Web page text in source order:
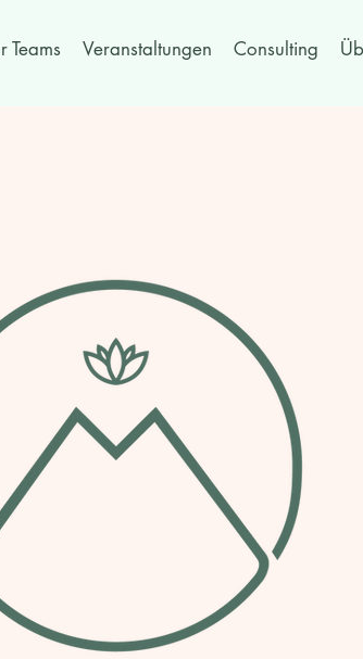
Teams Veranstaltungen Consulting
für